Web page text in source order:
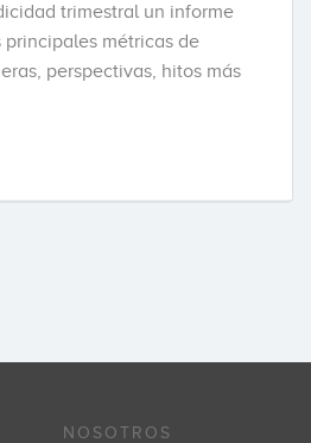
trimestral un informe
métricas de
perspectivas, hitos más
NOSOTROS